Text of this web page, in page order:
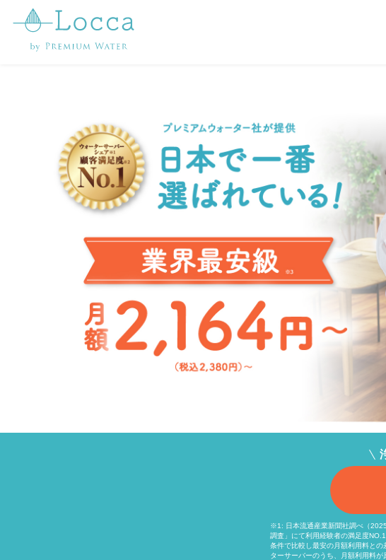
※1: 日本流通産業新聞社調べ（
調査」にて利用経験者の満足度
条件で比較し最安の月額利用料と
ターサーバーのうち、月額利用料